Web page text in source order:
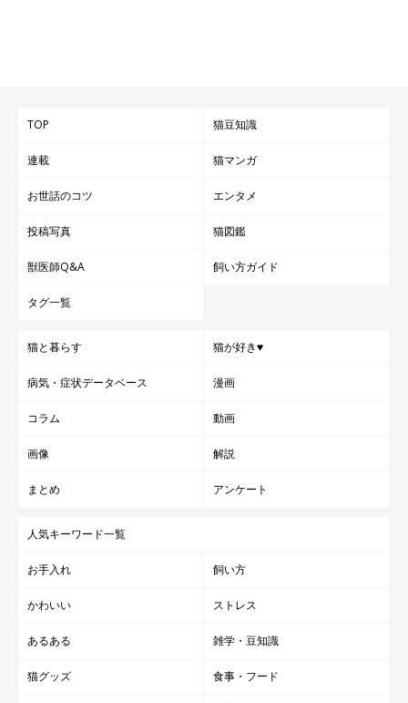
TOP 猫豆知識
連載 猫マンガ
お世話のコツ エンタメ
投稿写真 猫図鑑
獣医師Q&A 飼い方ガイド
タグ一覧
猫と暮らす 猫が好き♥
病気・症状データベース 漫画
コラム 動画
画像 解説
まとめ アンケート
人気キーワード一覧
お手入れ 飼い方
かわいい ストレス
あるある 雑学・豆知識
猫グッズ 食事・フード